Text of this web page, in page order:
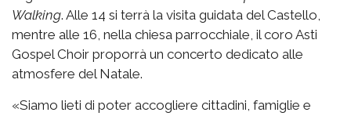
Walking. Alle 14 si terrà la visita guidata del Castello,
mentre alle 16, nella chiesa parrocchiale, il coro Asti
Gospel Choir proporrà un concerto dedicato alle
atmosfere del Natale.
«Siamo lieti di poter accogliere cittadini, famiglie e